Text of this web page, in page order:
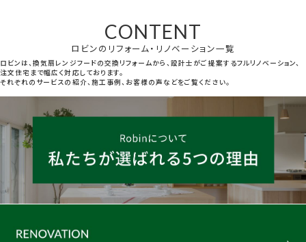
CONTENT
ロビンのリフォーム・リノベーション一覧
ロビンは、換気扇レンジフードの交換リフォームから、設計士がご提案するフルリノベーション、
注文住宅まで幅広く対応しております。
それぞれのサービスの紹介、施工事例、お客様の声などをご覧ください。